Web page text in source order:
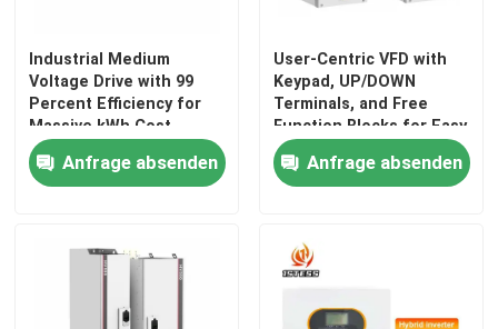
Industrial Medium
Voltage Drive with 99
Percent Efficiency for
Massive kWh Cost
Reduction in Heavy
Industries
Anfrage absenden
User-Centric VFD with
Keypad, UP/DOWN
Terminals, and Free
Function Blocks for Easy
Operation and Setup
Anfrage absenden